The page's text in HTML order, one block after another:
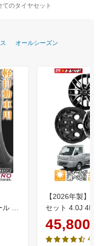
てのタイヤセット
オールシーズン
4
ン
ヤN-
ア
【2026年製】
セット 4.0J
145/80R12
等) 新品4本セ
ヤ 軽バン 軽ト
45,800